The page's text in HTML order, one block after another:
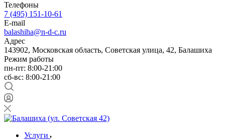
Телефоны
7 (495) 151-10-61
E-mail
balashiha@n-d-c.ru
Адрес
143902, Московская область, Советская улица, 42, Балашиха
Режим работы
пн-пт: 8:00-21:00
сб-вс: 8:00-21:00
Услуги